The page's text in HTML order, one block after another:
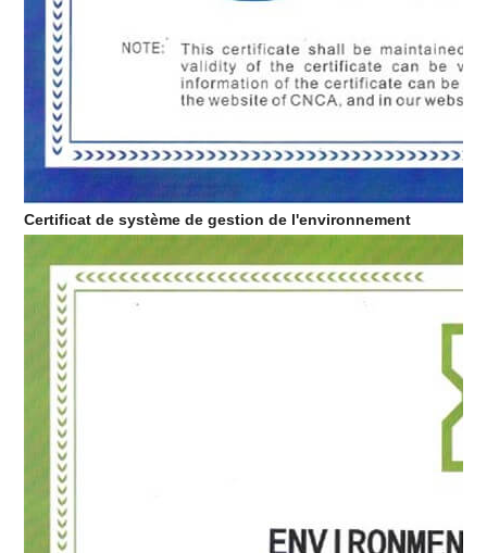
Certificat de système de gestion de l'environnement